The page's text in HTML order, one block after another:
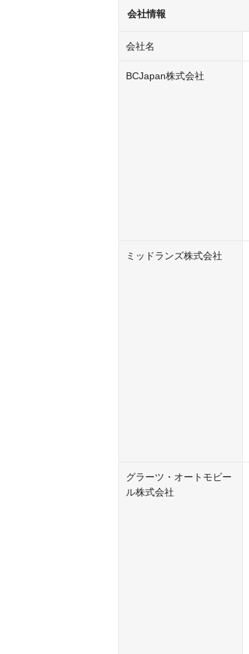
会社情報
会社名
BCJapan株式会社
ミッドランズ株式会社
グラーツ・オートモビー
ル株式会社